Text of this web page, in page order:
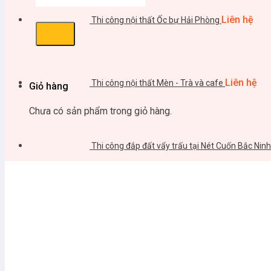
Giỏ hàng
Chưa có sản phẩm trong giỏ hàng.
Thi công nội thất Ốc bự Hải Phòng Liên hệ
Thi công nội thất Mèn - Trà và cafe Liên hệ
Thi công đắp đất vẩy trấu tại Nét Cuốn Bắc Ninh